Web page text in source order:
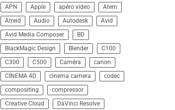
APN
Apple apéro video
Atem
Atreid
Audio Autodesk
Avid
Avid Media Composer
BD
BlackMagic Design
Blender
C100
C300
C500 Caméra
canon
CINEMA 4D
cinema camera
codec
compositing
compressor
Creative Cloud
DaVinci Resolve